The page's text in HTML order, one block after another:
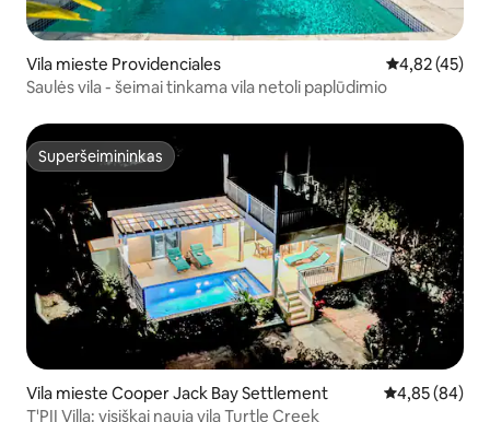
Vila mieste Providenciales Vidutinis
4,82 (45)
Saulės vila - šeimai tinkama vila netoli paplūdimio
Superšeimininkas
Superšeimininkas
Vila mieste Cooper Jack Bay Settlement Vidutinis
4,85 (84)
T'PII Villa: visiškai nauja vila Turtle Creek